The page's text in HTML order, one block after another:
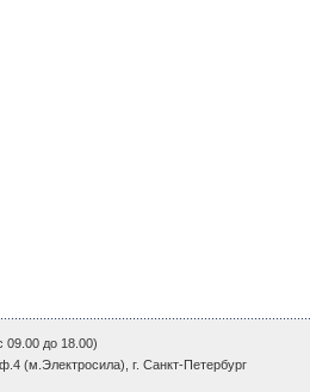
09.00 до 18.00)
(м.Электросила), г. Санкт-Петербург